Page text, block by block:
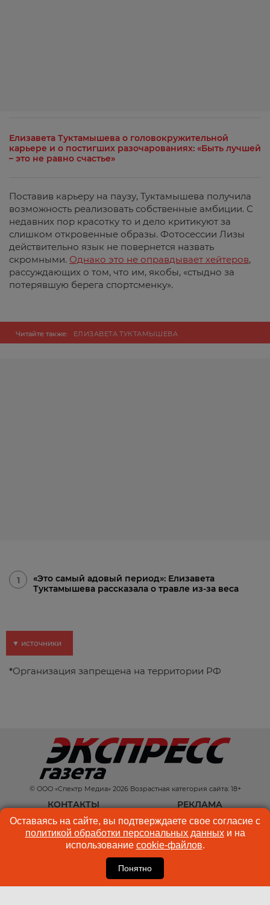
Елизавета Туктамышева о головокружительной
карьере и о постигших разочарованиях: «Быть лучшей
– это не равно счастье»
Поставив карьеру на паузу, Туктамышева получила
возможность реализовать собственные амбиции. С
недавних пор красотку то и дело критикуют за
слишком откровенные образы. Фотосессии Лизы
действительно язык не повернется назвать
скромными. Однако это не оправдывает хейтеров,
рассуждающих о том, что им, якобы, «стыдно за
потерявшую берега спортсменку».
Читайте также: ЕЛИЗАВЕТА ТУКТАМЫШЕВА
1
«Это самый адовый период»: Елизавета
Туктамышева рассказала о травле из-за веса
▼ источники
*Организация запрещена на территории РФ
© ООО «Спектр Медиа» 2026 Возрастная категория сайта: 18+
КОНТАКТЫ
РЕКЛАМА
КУКИ-ФАЙЛЫ
ПОЛЬЗОВАТЕЛЬСКОЕ
СОГЛАШЕНИЕ
Оставаясь на сайте, вы подтверждаете свое согласие с
политикой обработки персональных данныхи на
использование cookie-файлов.
Понятно